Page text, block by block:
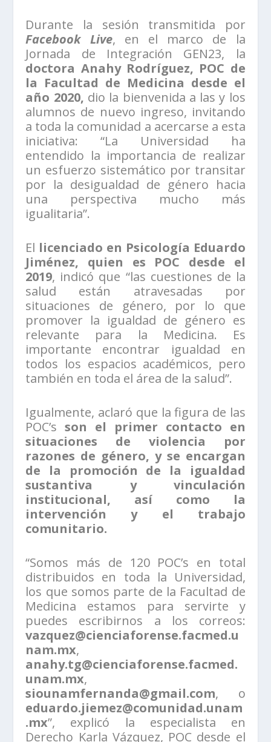
Durante la sesión transmitida por
Facebook Live, en el marco de la
Jornada de Integración GEN23, la
doctora Anahy Rodríguez, POC de
la Facultad de Medicina desde el
año 2020, dio la bienvenida a las y los
alumnos de nuevo ingreso, invitando
a toda la comunidad a acercarse a esta
iniciativa: “La Universidad ha
entendido la importancia de realizar
un esfuerzo sistemático por transitar
por la desigualdad de género hacia
una perspectiva mucho más
igualitaria”.
El licenciado en Psicología Eduardo
Jiménez, quien es POC desde el
2019, indicó que “las cuestiones de la
salud están atravesadas por
situaciones de género, por lo que
promover la igualdad de género es
relevante para la Medicina. Es
importante encontrar igualdad en
todos los espacios académicos, pero
también en toda el área de la salud”.
Igualmente, aclaró que la figura de las
POC’sson el primer contacto en
situaciones de violencia por
razones de género, y se encargan
de la promoción de la igualdad
sustantiva y vinculación
institucional, así como la
intervención y el trabajo
comunitario.
“Somos más de 120 POC’s en total
distribuidos en toda la Universidad,
los que somos parte de la Facultad de
Medicina estamos para servirte y
puedes escribirnos a los correos:
vazquez@cienciaforense.facmed.u
nam.mx,
anahy.tg@cienciaforense.facmed.
unam.mx,
siounamfernanda@gmail.com, o
eduardo.jiemez@comunidad.unam
.mx”, explicó la especialista en
Derecho Karla Vázquez, POC desde el